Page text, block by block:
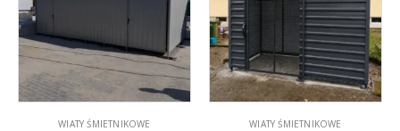
WIATY ŚMIETNIKOWE WIATY ŚMIETNIKOWE